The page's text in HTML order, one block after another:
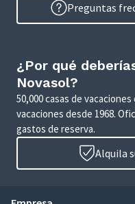
Preguntas
¿Por qué
Novasol?
50,000 casas de
vacaciones desde 1968.
gastos de reserva.
Alquila